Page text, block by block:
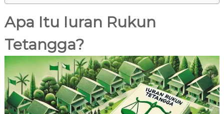
Apa Itu Iuran Rukun
Tetangga?